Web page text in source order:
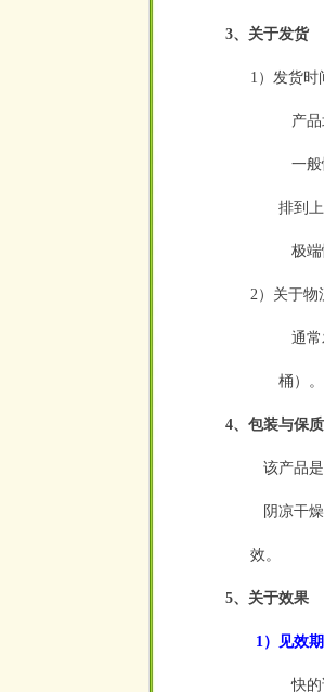
3、关于发货
1）发货时
产品
一般
排到
极端
2）关于物
通常
桶）。
4、包装与保
该产品是
阴凉干燥
效。
5、关于效果
1）见效期
快的